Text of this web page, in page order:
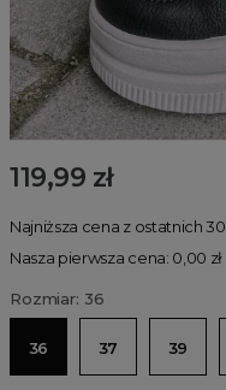
119,99 zł
Najniższa cena z ostatnich
Nasza pierwsza cena: 0,00 zł
Rozmiar: 36
36 37 39